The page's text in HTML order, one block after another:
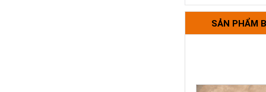
SẢN PHẨM
Bộ tựa lưng